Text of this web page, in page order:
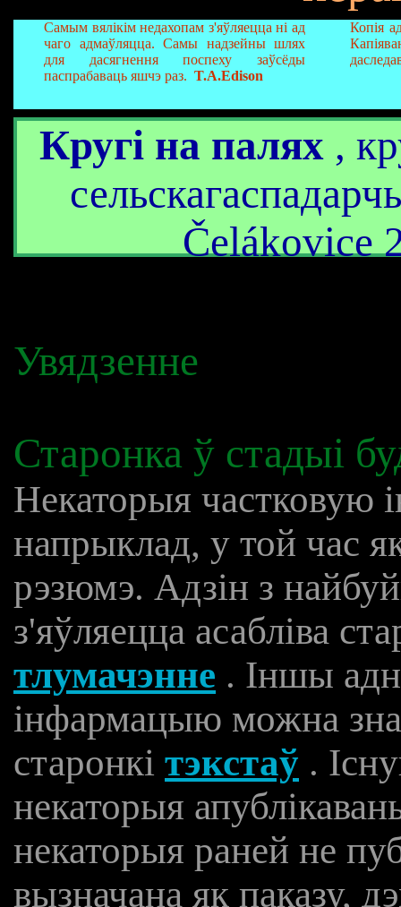
Самым вялікім недахопам з'яўляецца ні ад
чаго адмаўляцца. Самы надзейны шлях
для дасягнення поспеху заўсёды
паспрабаваць яшчэ раз. T.A.Edison
Копія
Кругі на палях,
Čelákovice
Увядзенне
Старонка ў стадыі
Некаторыя частковую
напрыклад, у той час
рэзюмэ. Адзін з
з'яўляецца асабліва
тлумачэнне . Іншы
інфармацыю можна
старонкі тэкстаў .
некаторыя
некаторыя раней не
вызначана як паказу,